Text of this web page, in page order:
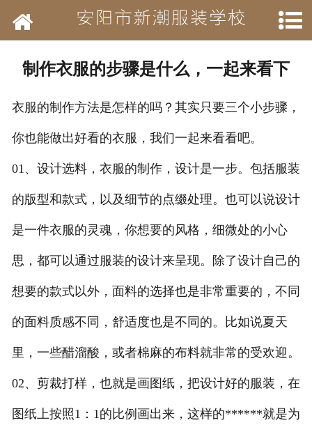
网站首页
结业待遇
承接业务
历年荣誉
招聘信息
制作衣服的步骤是什么，一起来看下
衣服的制作方法是怎样的吗？其实只要三个小步骤，
你也能做出好看的衣服，我们一起来看看吧。
01、设计选料，衣服的制作，设计是一步。包括服装
的版型和款式，以及细节的点缀处理。也可以说设计
是一件衣服的灵魂，你想要的风格，细微处的小心
思，都可以通过服装的设计来呈现。除了设计自己的
想要的款式以外，面料的选择也是非常重要的，不同
的面料质感不同，舒适度也是不同的。比如说夏天
里，一些醋溜酸，或者棉麻的布料就非常的受欢迎。
02、剪裁打样，也就是画图纸，把设计好的服装，在
图纸上按照1：1的比例画出来，这样的******就是为